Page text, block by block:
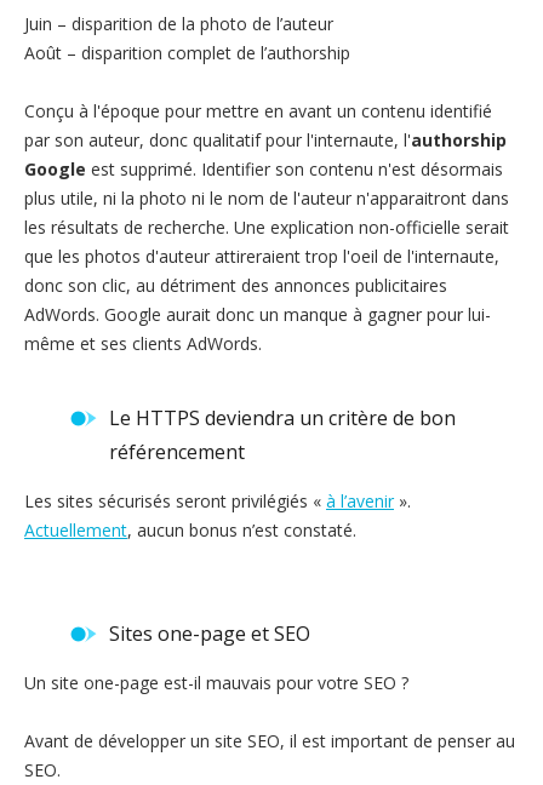
Juin – disparition de la photo de l’auteur
Août – disparition complet de l’authorship
Conçu à l'époque pour mettre en avant un contenu identifié
par son auteur, donc qualitatif pour l'internaute, l'authorship
Google est supprimé. Identifier son contenu n'est désormais
plus utile, ni la photo ni le nom de l'auteur n'apparaitront dans
les résultats de recherche. Une explication non-officielle serait
que les photos d'auteur attireraient trop l'oeil de l'internaute,
donc son clic, au détriment des annonces publicitaires
AdWords. Google aurait donc un manque à gagner pour lui-
même et ses clients AdWords.
Le HTTPS deviendra un critère de bon
référencement
Les sites sécurisés seront privilégiés « à l’avenir».
Actuellement, aucun bonus n’est constaté.
Sites one-page et SEO
Un site one-page est-il mauvais pour votre SEO ?
Avant de développer un site SEO, il est important de penser au
SEO.